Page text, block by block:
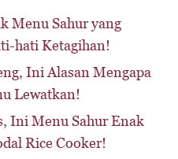
Menu Sahur yang
hati Ketagihan!
Ini Alasan Mengapa
Lewatkan!
Ini Menu Sahur Enak
Rice Cooker!